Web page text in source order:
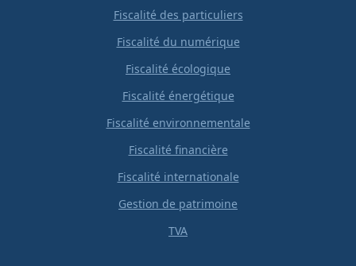
Fiscalité des particuliers
Fiscalité du numérique
Fiscalité écologique
Fiscalité énergétique
Fiscalité environnementale
Fiscalité financière
Fiscalité internationale
Gestion de patrimoine
TVA